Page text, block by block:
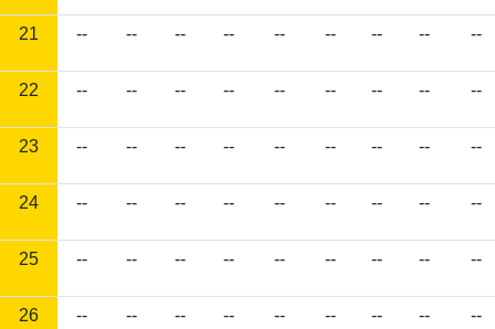
21 -- -- -- -- -- -- -- -- --
22 -- -- -- -- -- -- -- -- --
23 -- -- -- -- -- -- -- -- --
24 -- -- -- -- -- -- -- -- --
25 -- -- -- -- -- -- -- -- --
26 -- -- -- -- -- -- -- -- --